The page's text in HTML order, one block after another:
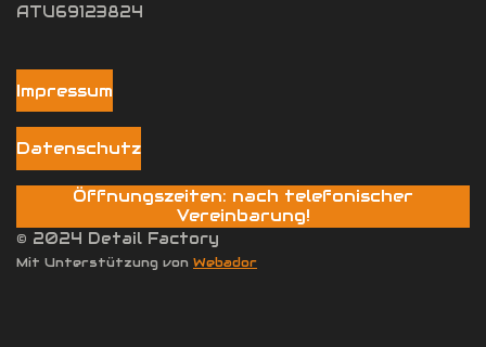
ATU69123824
Impressum
Datenschutz
Öffnungszeiten: nach telefonischer
Vereinbarung!
© 2024 Detail Factory
Mit Unterstützung von Webador